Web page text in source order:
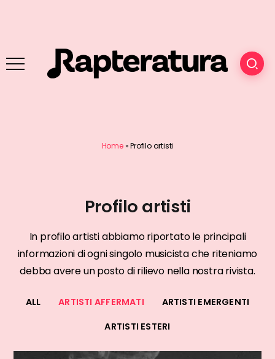
Home»Profilo artisti
Profilo artisti
In profilo artisti abbiamo riportato le principali
informazioni di ogni singolo musicista che riteniamo
debba avere un posto di rilievo nella nostra rivista.
ALL ARTISTI AFFERMATI ARTISTI EMERGENTI
ARTISTI ESTERI